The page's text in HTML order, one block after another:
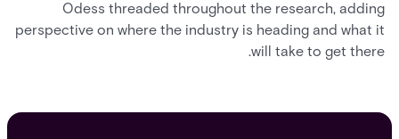
Odess threaded throughout the research, adding
perspective on where the industry is heading and what it
will take to get there.